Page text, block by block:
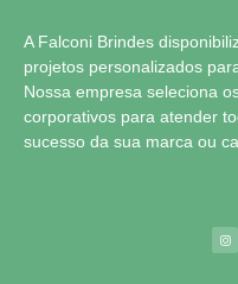
A Falconi Brindes
projetos personalizados
Nossa empresa seleciona
corporativos para atender
sucesso da sua marca ou